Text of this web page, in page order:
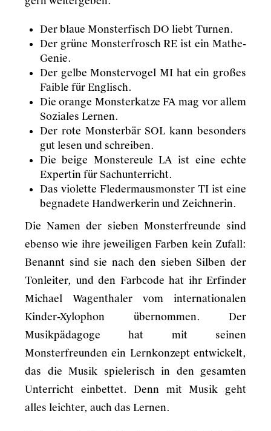
Der blaue Monsterfisch DO liebt Turnen.
Der grüne Monsterfrosch RE ist ein Mathe-
Genie.
Der gelbe Monstervogel MI hat ein großes
Faible für Englisch.
Die orange Monsterkatze FA mag vor allem
Soziales Lernen.
Der rote Monsterbär SOL kann besonders
gut lesen und schreiben.
Die beige Monstereule LA ist eine echte
Expertin für Sachunterricht.
Das violette Fledermausmonster TI ist eine
begnadete Handwerkerin und Zeichnerin.
Die Namen der sieben Monsterfreunde sind
ebenso wie ihre jeweiligen Farben kein Zufall:
Benannt sind sie nach den sieben Silben der
Tonleiter, und den Farbcode hat ihr Erfinder
Michael Wagenthaler vom internationalen
Kinder-Xylophon übernommen. Der
Musikpädagoge hat mit seinen
Monsterfreunden ein Lernkonzept entwickelt,
das die Musik spielerisch in den gesamten
Unterricht einbettet. Denn mit Musik geht
alles leichter, auch das Lernen.